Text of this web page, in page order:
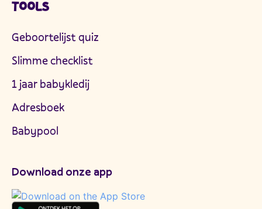
TOOLS
Geboortelijst quiz
Slimme checklist
1 jaar babykledij
Adresboek
Babypool
Download onze app